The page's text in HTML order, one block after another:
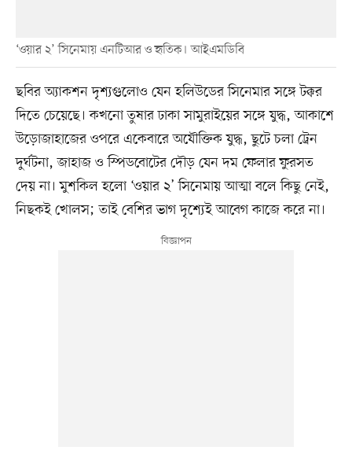
‘ওয়ার ২’ সিনেমায় এনটিআর ও হৃতিক। আইএমডিবি
ছবির অ্যাকশন দৃশ্যগুলোও যেন হলিউডের সিনেমার সঙ্গে টক্কর
দিতে চেয়েছে। কখনো তুষার ঢাকা সামুরাইয়ের সঙ্গে যুদ্ধ, আকাশে
উড়োজাহাজের ওপরে একেবারে অযৌক্তিক যুদ্ধ, ছুটে চলা ট্রেন
দুর্ঘটনা, জাহাজ ও স্পিডবোটের দৌড় যেন দম ফেলার ফুরসত
দেয় না। মুশকিল হলো ‘ওয়ার ২’ সিনেমায় আত্মা বলে কিছু নেই,
নিছকই খোলস; তাই বেশির ভাগ দৃশ্যেই আবেগ কাজে করে না।